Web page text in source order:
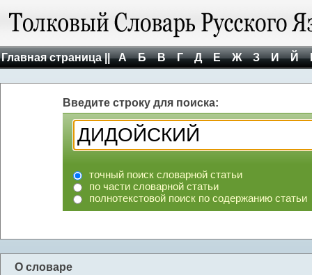
Главная страница || А Б В Г Д Е Ж З И Й
Введите строку для поиска:
точный поиск словарной статьи
по части словарной статьи
полнотекстовой поиск по содержанию статьи
О словаре